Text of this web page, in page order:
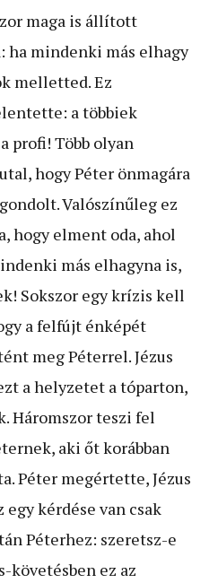
maga is állított
ha mindenki más elhagy
melletted. Ez
a többiek
profi! Több olyan
hogy Péter önmagára
Valószínűleg ez
hogy elment oda, ahol
más elhagy­na is,
Sokszor egy krízis kell
a felfújt énképét
meg Péterrel. Jézus
a helyzetet a tóparton,
Háromszor teszi fel
aki őt korábban
Péter megértette, Jézus
kérdése van csak
Péterhez: szeretsz-e
követésben ez az